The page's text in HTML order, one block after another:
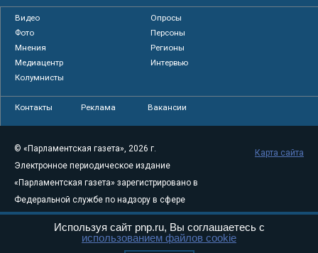
Видео
Опросы
Фото
Персоны
Мнения
Регионы
Медиацентр
Интервью
Колумнисты
Контакты Реклама Вакансии
© «Парламентская газета», 2026 г.
Электронное периодическое издание
«Парламентская газета» зарегистрировано в
Федеральной службе по надзору в сфере
связи, информационных технологий и
массовых коммуникаций (Роскомнадзор) 05
Карта сайта
Используя сайт pnp.ru, Вы соглашаетесь с
использованием файлов cookie